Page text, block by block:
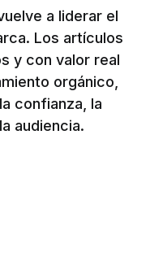
a liderar el
Los artículos
y con valor real
orgánico,
confianza, la
audiencia.